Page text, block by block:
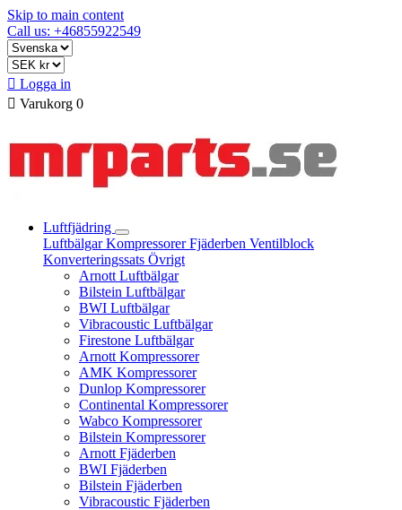
Skip to main content
Call us: +46855922549
 Logga in
 Varukorg 0
Luftfjädring
LuftbälgarKompressorerFjäderben Ventilblock
Konverteringssats Övrigt
Arnott Luftbälgar
Bilstein Luftbälgar
BWI Luftbälgar
Vibracoustic Luftbälgar
Firestone Luftbälgar
Arnott Kompressorer
AMK Kompressorer
Dunlop Kompressorer
Continental Kompressorer
Wabco Kompressorer
Bilstein Kompressorer
Arnott Fjäderben
BWI Fjäderben
Bilstein Fjäderben
Vibracoustic Fjäderben